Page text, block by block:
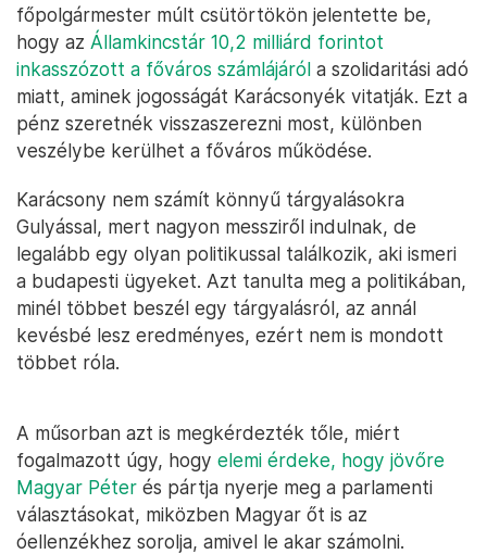
főpolgármester múlt csütörtökön jelentette be,
hogy az Államkincstár 10,2 milliárd forintot
inkasszózott a főváros számlájáról a szolidaritási adó
miatt, aminek jogosságát Karácsonyék vitatják. Ezt a
pénz szeretnék visszaszerezni most, különben
veszélybe kerülhet a főváros működése.
Karácsony nem számít könnyű tárgyalásokra
Gulyással, mert nagyon messziről indulnak, de
legalább egy olyan politikussal találkozik, aki ismeri
a budapesti ügyeket. Azt tanulta meg a politikában,
minél többet beszél egy tárgyalásról, az annál
kevésbé lesz eredményes, ezért nem is mondott
többet róla.
A műsorban azt is megkérdezték tőle, miért
fogalmazott úgy, hogy elemi érdeke, hogy jövőre
Magyar Péter és pártja nyerje meg a parlamenti
választásokat, miközben Magyar őt is az
óellenzékhez sorolja, amivel le akar számolni.